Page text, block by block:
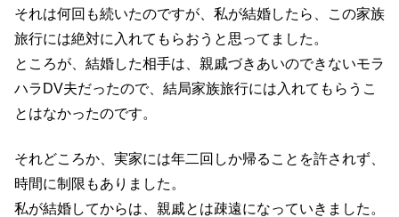
それは何回も続いたのですが、私が結婚したら、この家族
旅行には絶対に入れてもらおうと思ってました。
ところが、結婚した相手は、親戚づきあいのできないモラ
ハラDV夫だったので、結局家族旅行には入れてもらうこ
とはなかったのです。
それどころか、実家には年二回しか帰ることを許されず、
時間に制限もありました。
私が結婚してからは、親戚とは疎遠になっていきました。